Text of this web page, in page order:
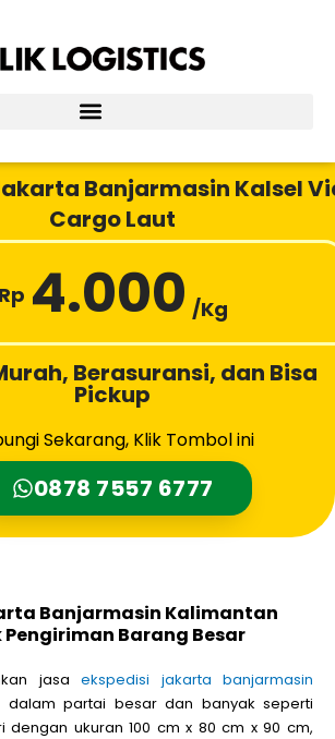
Banjarmasin Kalsel
Cargo Laut
Rp 4.000 /Kg
Berasuransi, dan Bisa
Pickup
Sekarang, Klik Tombol ini
0878 7557 6777
Banjarmasin Kalimantan
Barang Besar
jasaekspedisi jakarta banjarmasin
dalam partai besar dan banyak seperti
dengan ukuran 100 cm x 80 cm x 90 cm,